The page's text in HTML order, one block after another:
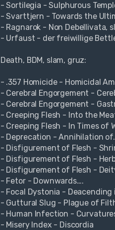
- Sortilegia - Sulphurous
- Svarttjern - Towards the
- Ragnarok - Non Debellivata,
- Urfaust - der freiwillige
Death, BDM, slam, gruz:
- .357 Homicide - Homicidal
- Cerebral Engorgement -
- Cerebral Engorgement -
- Creeping Flesh - Into the
- Creeping Flesh - In Times of
- Deprecation - Annihilation
- Disfigurement of Flesh -
- Disfigurement of Flesh -
- Disfigurement of Flesh -
- Fetor - Downwards….
- Focal Dystonia - Deacending
- Guttural Slug - Plague of
- Human Infection -
- Misery Index - Discordia